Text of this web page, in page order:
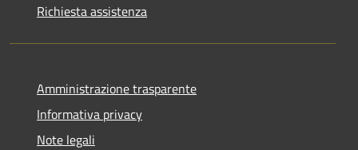
Richiesta assistenza
Amministrazione trasparente
Informativa privacy
Note legali